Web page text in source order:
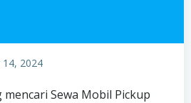
2024
Sewa Mobil Pickup